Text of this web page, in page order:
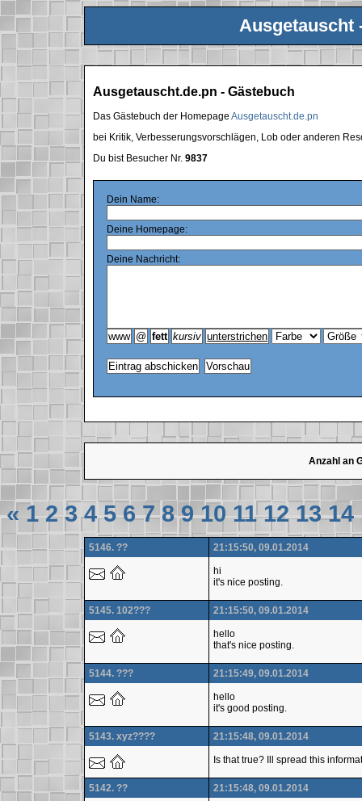
Ausgetauscht
Ausgetauscht.de.pn - Gästebuch
Das Gästebuch der HomepageAusgetauscht.de.pn
bei Kritik, Verbesserungsvorschlägen, Lob oder anderen
Du bist Besucher Nr.9837
Dein Name:
Deine Homepage:
Deine Nachricht:
Anzahl an
« 1 2 3 4 5 6 7 8 9 10 11 12 13 14
5146. ?? 21:15:50, 09.01.2014
hi
it's nice posting.
5145. 102??? 21:15:50, 09.01.2014
hello
that's nice posting.
5144. ??? 21:15:49, 09.01.2014
hello
it's good posting.
5143. xyz???? 21:15:48, 09.01.2014
Is that true? Ill spread this
5142. ?? 21:15:48, 09.01.2014